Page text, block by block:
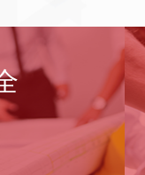
，满足项
要求